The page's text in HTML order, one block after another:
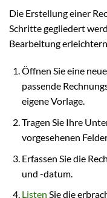
Die Erstellung einer
Schritte gegliedert
Bearbeitung
Öffnen Sie eine
passende
eigene Vorlage.
Tragen Sie Ihre
vorgesehenen
Erfassen Sie die
und -datum.
Listen Sie die